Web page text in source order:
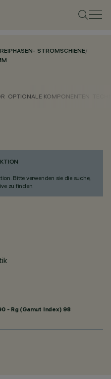
STROMSCHIENE/
OPTIONALE KOMPONENTEN
Bitte verwenden sie die suche,
zu finden.
- Rg (Gamut Index) 98